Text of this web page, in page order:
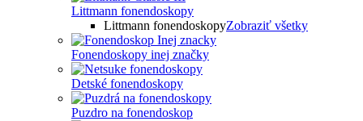
Littmann fonendoskopy
Littmann fonendoskopyZobraziť všetky
Fonendoskopy inej značky
Detské fonendoskopy
Puzdro na fonendoskop